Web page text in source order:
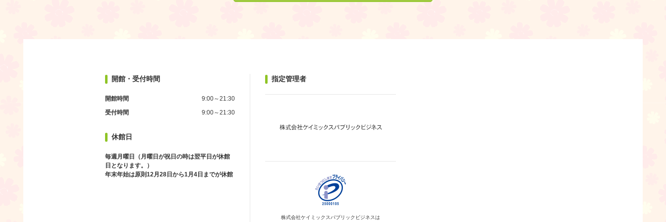
開館・受付時間
開館時間
9:00～21:30
受付時間
9:00～21:30
休館日
毎週月曜日（月曜日が祝日の時は翌平日が休館
日となります。）
年末年始は原則12月28日から1月4日までが休館
指定管理者
株式会社ケイミックス パブリックビジネスは